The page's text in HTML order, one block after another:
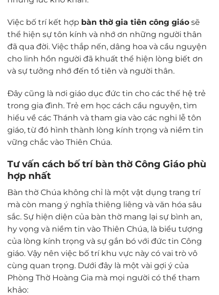
Việc bố trí kết hợp bàn thờ gia tiên công giáo sẽ
thể hiện sự tôn kính và nhớ ơn những người thân
đã qua đời. Việc thắp nến, dâng hoa và cầu nguyện
cho linh hồn người đã khuất thể hiện lòng biết ơn
và sự tưởng nhớ đến tổ tiên và người thân.
Đây cũng là nơi giáo dục đức tin cho các thế hệ trẻ
trong gia đình. Trẻ em học cách cầu nguyện, tìm
hiểu về các Thánh và tham gia vào các nghi lễ tôn
giáo, từ đó hình thành lòng kính trọng và niềm tin
vững chắc vào Thiên Chúa.
Tư vấn cách bố trí bàn thờ Công Giáo phù
hợp nhất
Bàn thờ Chúa không chỉ là một vật dụng trang trí
mà còn mang ý nghĩa thiêng liêng và văn hóa sâu
sắc. Sự hiện diện của bàn thờ mang lại sự bình an,
hy vọng và niềm tin vào Thiên Chúa, là biểu tượng
của lòng kính trọng và sự gắn bó với đức tin Công
giáo. Vậy nên việc bố trí khu vực này có vai trò vô
cùng quan trọng. Dưới đây là một vài gợi ý của
Phòng Thờ Hoàng Gia mà mọi người có thể tham
khảo: